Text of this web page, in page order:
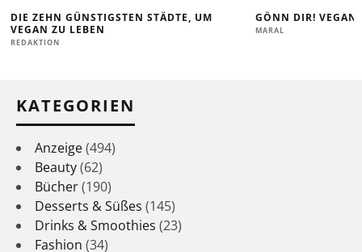
DIE ZEHN GÜNSTIGSTEN STÄDTE, UM
VEGAN ZU LEBEN
REDAKTION
GÖNN DIR!
MARAL
KATEGORIEN
Anzeige(494)
Beauty(62)
Bücher(190)
Desserts & Süßes (145)
Drinks & Smoothies (23)
Fashion (34)